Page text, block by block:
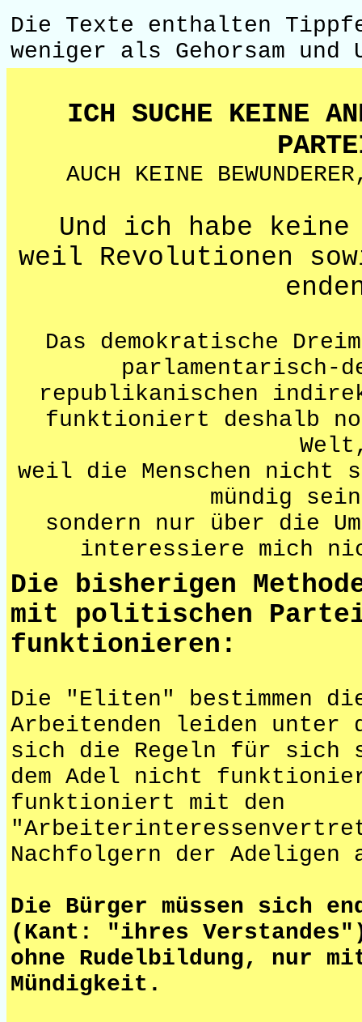
Die Texte enthalten
weniger als Gehorsam
ICH SUCHE KEINE
AUCH KEINE
Und ich habe
weil Revolutionen
Das demokratische
parlamentarisch-
republikanischen
funktioniert deshalb
weil die Menschen nicht
mündig
sondern nur über die
interessiere mich
Die bisherigen
mit politischen
funktionieren:
Die "Eliten" bestimmen
Arbeitenden leiden unter
sich die Regeln für sich
dem Adel nicht
funktioniert mit den
Nachfolgern der Adeligen
Die Bürger müssen sich
(Kant: "ihres
ohne Rudelbildung, nur
Mündigkeit.